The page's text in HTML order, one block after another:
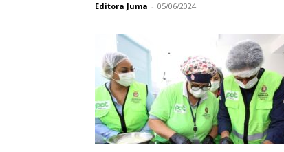
Editora Juma - 05/06/2024